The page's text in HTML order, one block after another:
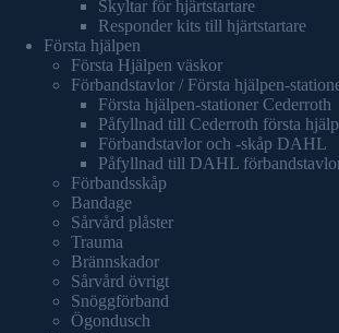
Skyltar för hjärtstartare
Responder kits till hjärtstartare
Första hjälpen
Första Hjälpen väskor
Förbandstavlor / Första hjälpen-
Första hjälpen-stationer Cederroth
Påfyllnad till Cederroth första
Förbandstavlor och -skåp DAHL
Påfyllnad till DAHL
Förbandsskåp
Bandage
Sårvård plåster
Trauma
Brännskador
Sårvård övrigt
Snöggförband
Ögondusch